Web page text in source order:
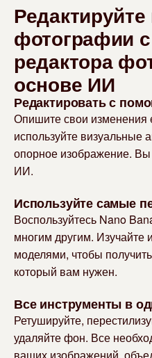
фотографии
редактора
основе ИИ
Редактировать с
Опишите свои изменения
используйте визуальные
опорное изображение.
ИИ.
Используйте самые
Воспользуйтесь Nano
многим другим. Изучайте
моделями, чтобы
который вам нужен.
Все инструменты в
Ретушируйте,
удаляйте фон. Все